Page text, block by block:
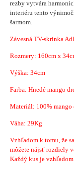
rezby vytvára
interiéru tento
šarmom.
Závesná TV-skrinka
Rozmery: 160cm x
Výška: 34cm
Farba: Hnedé mango
Materiál: 100% mango
Váha: 29Kg
Vzhľadom k tomu, že
môžete nájsť rozdiely
Každý kus je